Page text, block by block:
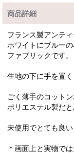
商品詳細
フランス製アンティ
ホワイトにブルー
ファブリックです。
生地の下に手を置
ごく薄手のコット
ポリエステル製だと
未使用でとても良い
＊画面上と実物で